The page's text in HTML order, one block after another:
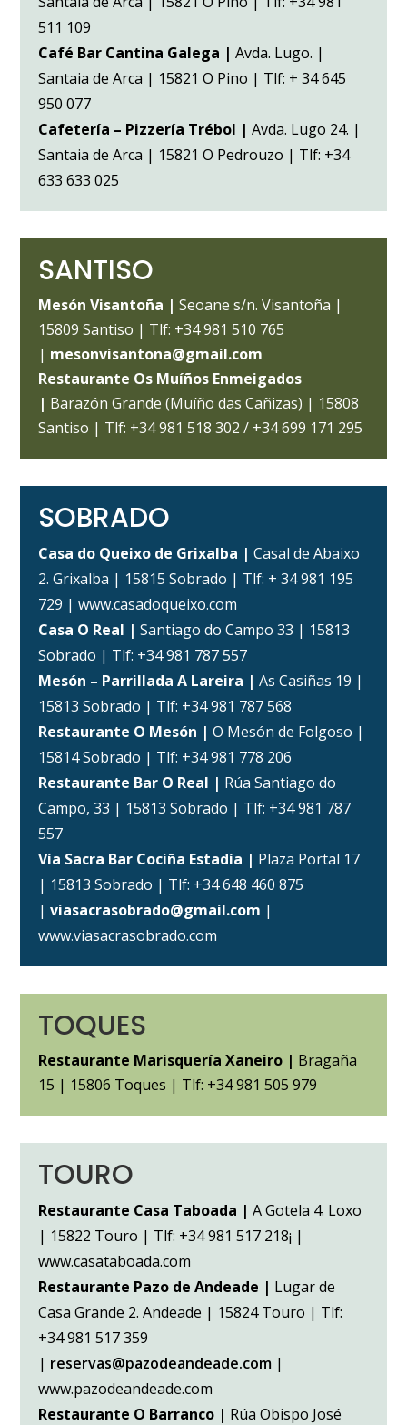
511 109
Café Bar Cantina Galega |Avda. Lugo. |
Santaia de Arca | 15821 O Pino | Tlf: + 34 645
950 077
Cafetería – Pizzería Trébol |Avda. Lugo 24. |
Santaia de Arca | 15821 O Pedrouzo | Tlf: +34
633 633 025
SANTISO
Mesón Visantoña |Seoane s/n. Visantoña |
15809 Santiso | Tlf: +34 981 510 765
| mesonvisantona@gmail.com
Restaurante Os Muíños Enmeigados
| Barazón Grande (Muíño das Cañizas) | 15808
Santiso | Tlf: +34 981 518 302 / +34 699 171 295
SOBRADO
Casa do Queixo de Grixalba |Casal de Abaixo
2. Grixalba | 15815 Sobrado | Tlf: + 34 981 195
729 | www.casadoqueixo.com
Casa O Real |Santiago do Campo 33 | 15813
Sobrado | Tlf: +34 981 787 557
Mesón – Parrillada A Lareira |As Casiñas 19 |
15813 Sobrado | Tlf: +34 981 787 568
Restaurante O Mesón |O Mesón de Folgoso |
15814 Sobrado | Tlf: +34 981 778 206
Restaurante Bar O Real | Rúa Santiago do
Campo, 33 | 15813 Sobrado | Tlf: +34 981 787
557
Vía Sacra Bar Cociña Estadía | Plaza Portal 17
| 15813 Sobrado | Tlf: +34 648 460 875
|viasacrasobrado@gmail.com |
www.viasacrasobrado.com
TOQUES
Restaurante Marisquería Xaneiro | Bragaña
15 | 15806 Toques | Tlf: +34 981 505 979
TOURO
Restaurante Casa Taboada |A Gotela 4. Loxo
| 15822 Touro | Tlf: +34 981 517 218¡ |
www.casataboada.com
Restaurante Pazo de Andeade | Lugar de
Casa Grande 2. Andeade | 15824 Touro | Tlf:
+34 981 517 359
| reservas@pazodeandeade.com |
www.pazodeandeade.com
Restaurante O Barranco | Rúa Obispo José